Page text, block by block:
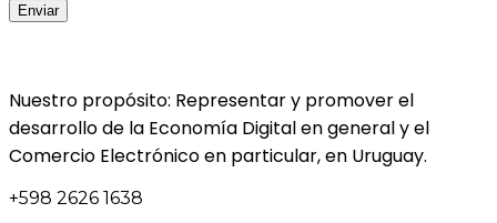
Nuestro propósito: Representar y promover el
desarrollo de la Economía Digital en general y el
Comercio Electrónico en particular, en Uruguay.
+598 2626 1638